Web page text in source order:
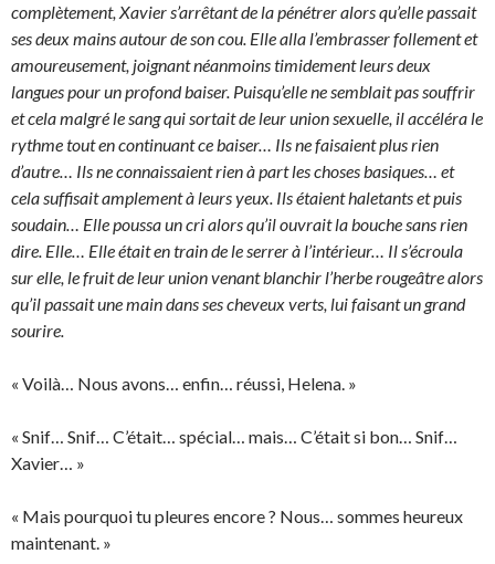
complètement, Xavier s’arrêtant de la pénétrer alors qu’elle passait
ses deux mains autour de son cou. Elle alla l’embrasser follement et
amoureusement, joignant néanmoins timidement leurs deux
langues pour un profond baiser. Puisqu’elle ne semblait pas souffrir
et cela malgré le sang qui sortait de leur union sexuelle, il accéléra le
rythme tout en continuant ce baiser… Ils ne faisaient plus rien
d’autre… Ils ne connaissaient rien à part les choses basiques… et
cela suffisait amplement à leurs yeux. Ils étaient haletants et puis
soudain… Elle poussa un cri alors qu’il ouvrait la bouche sans rien
dire. Elle… Elle était en train de le serrer à l’intérieur… Il s’écroula
sur elle, le fruit de leur union venant blanchir l’herbe rougeâtre alors
qu’il passait une main dans ses cheveux verts, lui faisant un grand
sourire.
« Voilà… Nous avons… enfin… réussi, Helena. »
« Snif… Snif… C’était… spécial… mais… C’était si bon… Snif…
Xavier… »
« Mais pourquoi tu pleures encore ? Nous… sommes heureux
maintenant. »